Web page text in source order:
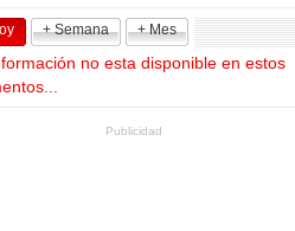
+ Semana + Mes
no esta disponible en estos
Publicidad